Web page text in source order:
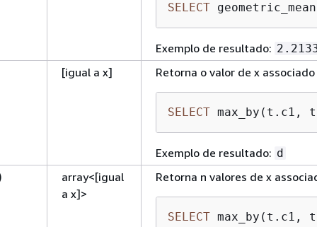
SELECT
Exemplo de resultado:
[igual a x] Retorna o valor de x
SELECT max_by(t.c1,
Exemplo de resultado: d
array<[igual
a x]>
Retorna n valores de x
SELECT